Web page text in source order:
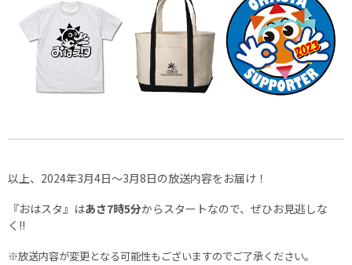
以上、2024年3月4日～3月8日の放送内容をお届け！
『おはスタ』はあさ7時5分からスタートなので、ぜひお見逃しな
く!!
※放送内容が変更となる可能性もございますのでご了承ください。